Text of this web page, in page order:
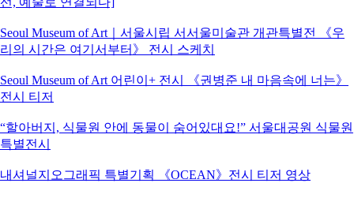
Seoul Museum of Art｜서울시립 서서울미술관 개관특별전 《우
리의 시간은 여기서부터》 전시 스케치
Seoul Museum of Art 어린이+ 전시 《권병준 내 마음속에 너는》
전시 티저
“할아버지, 식물원 안에 동물이 숨어있대요!” 서울대공원 식물원
특별전시
내셔널지오그래픽 특별기획 《OCEAN》전시 티저 영상